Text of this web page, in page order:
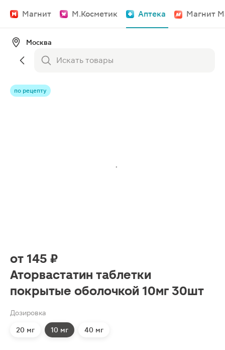
Магнит М.Косметик Аптека Магнит
Москва
по рецепту
от 145 ₽
Аторвастатин таблетки
покрытые оболочкой 10мг 30шт
Дозировка
20 мг 10 мг 40 мг